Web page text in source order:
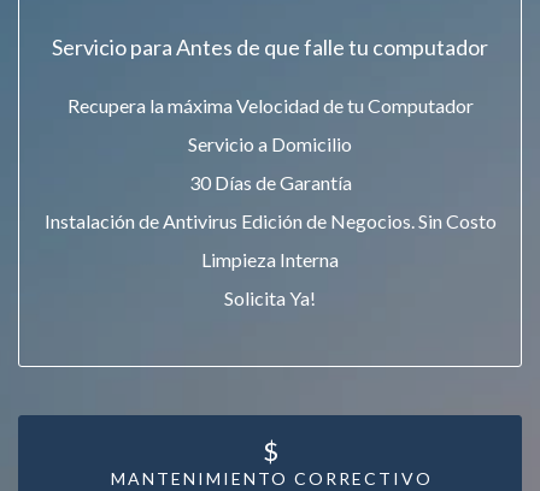
Servicio para Antes de que falle tu computador
Recupera la máxima Velocidad de tu Computador
Servicio a Domicilio
30 Días de Garantía
Instalación de Antivirus Edición de Negocios. Sin Costo
Limpieza Interna
Solicita Ya!
MANTENIMIENTO CORRECTIVO
$